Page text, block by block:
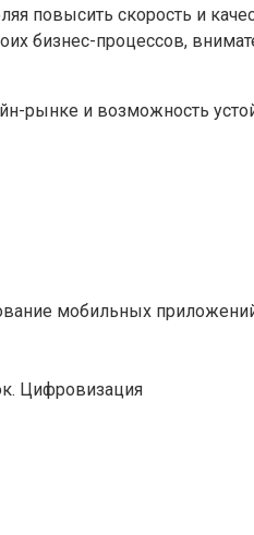
повысить скорость и
бизнес-процессов,
рынке и возможность
мобильных
Цифровизация